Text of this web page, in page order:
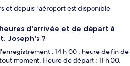
et depuis l'aéroport est disponible.
d'arrivée et de départ à
Joseph's ?
: 14 h 00 ; heure de fin de
moment. Heure de départ : 11 h 00.